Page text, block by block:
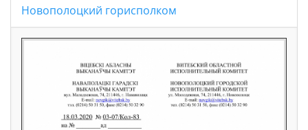
Новополоцкий горисполком